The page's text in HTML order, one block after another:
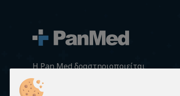
H Pan Med δραστηριοποιείται
στο χώρο της υγείας και της
κατοίκον νοσηλείας με